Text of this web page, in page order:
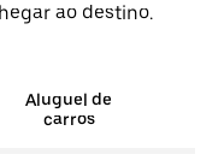
ao destino.
Aluguel de
carros